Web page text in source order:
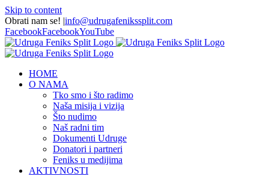
Skip to content
Obrati nam se! |info@udrugafenikssplit.com
FacebookFacebookYouTube
HOME
O NAMA
Tko smo i što radimo
Naša misija i vizija
Što nudimo
Naš radni tim
Dokumenti Udruge
Donatori i partneri
Feniks u medijima
AKTIVNOSTI